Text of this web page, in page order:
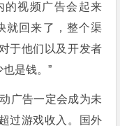
的视频广告会起来
就回来了，整个渠
于他们以及开发者
是钱。”
广告一定会成为未
过游戏收入。国外